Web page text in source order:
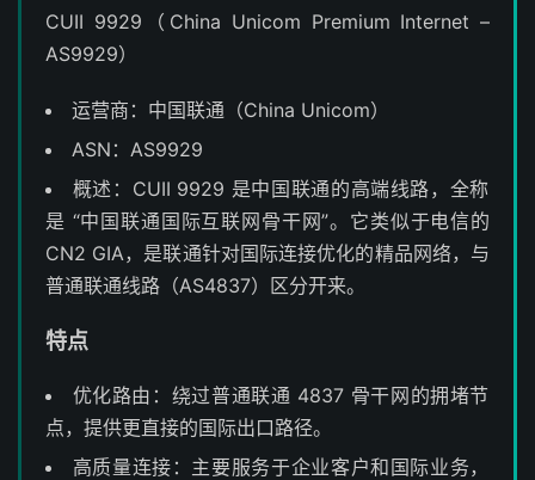
CUII 9929（China Unicom Premium Internet –
AS9929）
运营商：中国联通（China Unicom）
ASN：AS9929
概述：CUII 9929 是中国联通的高端线路，全称
是 “中国联通国际互联网骨干网”。它类似于电信的
CN2 GIA，是联通针对国际连接优化的精品网络，与
普通联通线路（AS4837）区分开来。
特点
优化路由：绕过普通联通 4837 骨干网的拥堵节
点，提供更直接的国际出口路径。
高质量连接：主要服务于企业客户和国际业务，